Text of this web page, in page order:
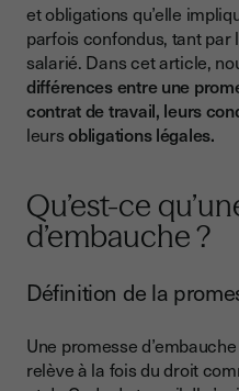
Conditions du contrat de
La différence entre une
de travail
Quelles sont les
Quelles sont les
d’embauche ?
Quelles sont les
Signer une promesse
avec la signature
Les avantages de la
et obligations qu’elle
parfois confondus, tant par
salarié. Dans cet article,
différences entre une
contrat de travail, leurs
leursobligations légales.
Qu’est-ce
d’embauche ?
Définition de la
Une promesse
relève à la fois du droit